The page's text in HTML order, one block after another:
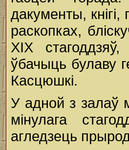
дакументы,
раскопках,
ХIХ
ўбачыць булаву
Касцюшкі.
У адной з залаў
мінулага
агледзець